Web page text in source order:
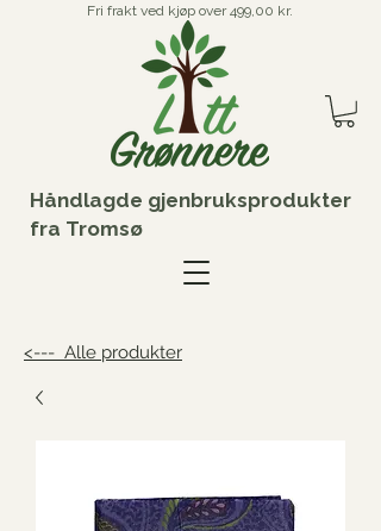
Fri frakt ved kjøp over 499,00 kr.
Håndlagde gjenbruksprodukter
fra Tromsø
<--- Alle produkter